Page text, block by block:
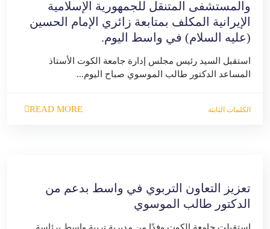
والمستشفى المتنقل للجمهورية الإسلامية
الإيرانية المكلف بمتابعة زائري الإمام الحسين
(عليه السلام) في واسط اليوم.
المساعد الدكتور طالب الموسوي صباح اليوم...
الكلمات الثابتة READ MORE
تعزيز التعاون التربوي في واسط بدعم من
الدكتور طالب الموسوي